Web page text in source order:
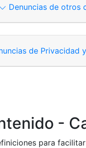
Denuncias de otros
Formulario web (canal
de Privacidad
-
para